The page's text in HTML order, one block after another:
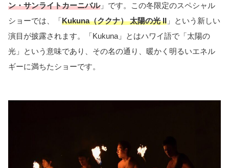
ン・サンライトカーニバル」です。この冬限定のスペシャル
ショーでは、「Kukuna（ククナ） 太陽の光 II 」という新しい
演目が披露されます。「Kukuna」とはハワイ語で「太陽の
光」という意味であり、その名の通り、暖かく明るいエネル
ギーに満ちたショーです。